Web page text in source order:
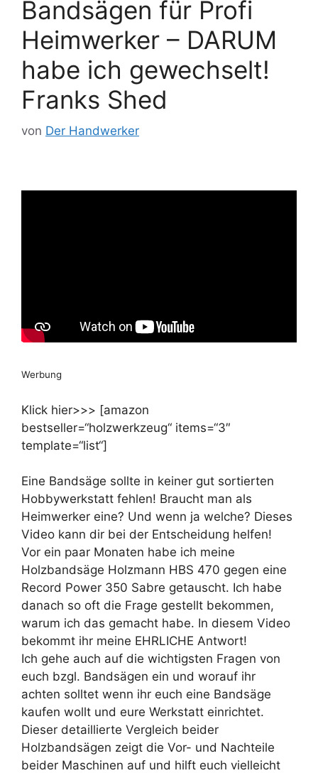
Bandsägen für Profi
Heimwerker – DARUM
habe ich gewechselt!
Franks Shed
von Der Handwerker
Werbung
Klick hier>>> [amazon
bestseller=“holzwerkzeug“ items=“3″
template=“list“]
Eine Bandsäge sollte in keiner gut sortierten
Hobbywerkstatt fehlen! Braucht man als
Heimwerker eine? Und wenn ja welche? Dieses
Video kann dir bei der Entscheidung helfen!
Vor ein paar Monaten habe ich meine
Holzbandsäge Holzmann HBS 470 gegen eine
Record Power 350 Sabre getauscht. Ich habe
danach so oft die Frage gestellt bekommen,
warum ich das gemacht habe. In diesem Video
bekommt ihr meine EHRLICHE Antwort!
Ich gehe auch auf die wichtigsten Fragen von
euch bzgl. Bandsägen ein und worauf ihr
achten solltet wenn ihr euch eine Bandsäge
kaufen wollt und eure Werkstatt einrichtet.
Dieser detaillierte Vergleich beider
Holzbandsägen zeigt die Vor- und Nachteile
beider Maschinen auf und hilft euch vielleicht